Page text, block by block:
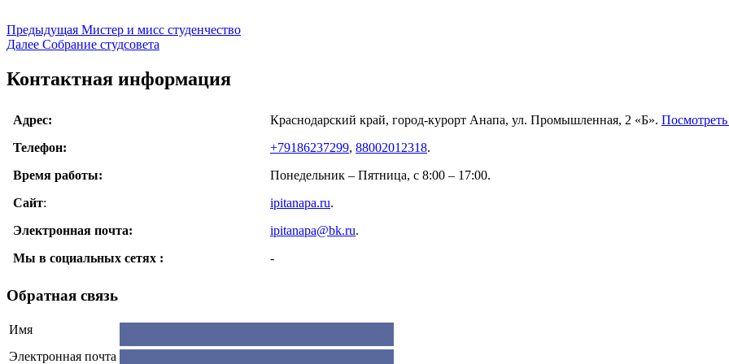
Навигация
по
записям
Предыдущая Предыдущая
запись:
Мистер и мисс студенчество
Далее Следующая
Cобрание студсовета
Контактная информация
Адрес: Краснодарский край, город-курорт Анапа, ул. Промышленная, 2 «Б». Посмотреть
Телефон:
+79186237299, 88002012318.
Время работы:
Понедельник – Пятница, с 8:00 – 17:00.
Сайт: ipitanapa.ru.
Электронная почта:
ipitanapa@bk.ru.
Мы в cоциальных сетях :
-
Обратная связь
Имя
Электронная почта